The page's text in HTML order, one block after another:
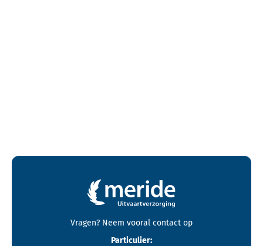
Contactgegevens en footer menu van Meride
Vragen? Neem vooral contact op
Particulier: